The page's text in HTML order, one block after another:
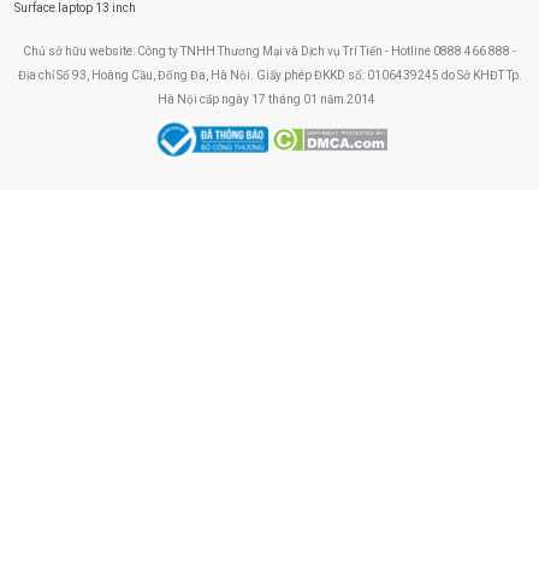
Surface laptop 13 inch
Chủ sở hữu website: Công ty TNHH Thương Mại và Dịch vụ Trí Tiến - Hotline 0888 466 888 -
Địa chỉ Số 93, Hoàng Cầu, Đống Đa, Hà Nội. Giấy phép ĐKKD số: 0106439245 do Sở KHĐT Tp.
Hà Nội cấp ngày 17 tháng 01 năm 2014